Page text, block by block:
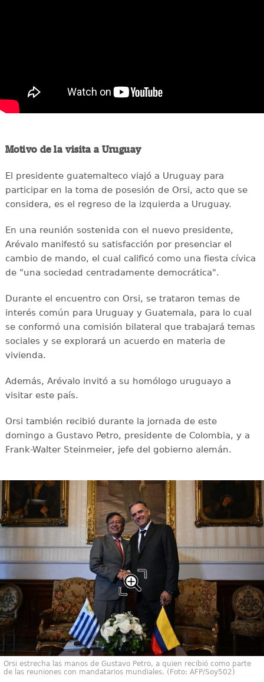
Motivo de la visita a Uruguay
El presidente guatemalteco viajó a Uruguay para
participar en la toma de posesión de Orsi, acto que se
considera, es el regreso de la izquierda a Uruguay.
En una reunión sostenida con el nuevo presidente,
Arévalo manifestó su satisfacción por presenciar el
cambio de mando, el cual calificó como una fiesta cívica
de "una sociedad centradamente democrática".
Durante el encuentro con Orsi, se trataron temas de
interés común para Uruguay y Guatemala, para lo cual
se conformó una comisión bilateral que trabajará temas
sociales y se explorará un acuerdo en materia de
vivienda.
Además, Arévalo invitó a su homólogo uruguayo a
visitar este país.
Orsi también recibió durante la jornada de este
domingo a Gustavo Petro, presidente de Colombia, y a
Frank-Walter Steinmeier, jefe del gobierno alemán.
Orsi estrecha las manos de Gustavo Petro, a quien recibió como parte
de las reuniones con mandatarios mundiales. (Foto: AFP/Soy502)